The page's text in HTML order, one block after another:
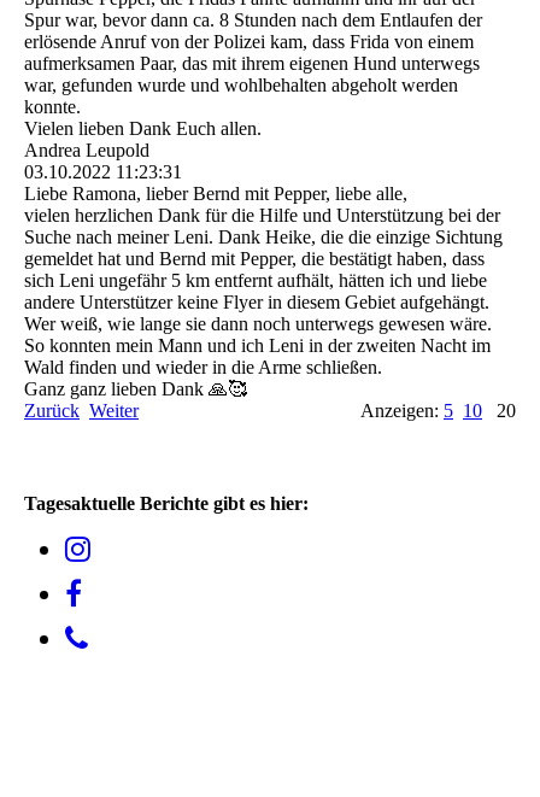
Spur war, bevor dann ca. 8 Stunden nach dem Entlaufen der
erlösende Anruf von der Polizei kam, dass Frida von einem
aufmerksamen Paar, das mit ihrem eigenen Hund unterwegs
war, gefunden wurde und wohlbehalten abgeholt werden
konnte.
Vielen lieben Dank Euch allen.
Andrea Leupold
03.10.2022 11:23:31
Liebe Ramona, lieber Bernd mit Pepper, liebe alle,
vielen herzlichen Dank für die Hilfe und Unterstützung bei der
Suche nach meiner Leni. Dank Heike, die die einzige Sichtung
gemeldet hat und Bernd mit Pepper, die bestätigt haben, dass
sich Leni ungefähr 5 km entfernt aufhält, hätten ich und liebe
andere Unterstützer keine Flyer in diesem Gebiet aufgehängt.
Wer weiß, wie lange sie dann noch unterwegs gewesen wäre.
So konnten mein Mann und ich Leni in der zweiten Nacht im
Wald finden und wieder in die Arme schließen.
Ganz ganz lieben Dank 🙏🥰
Zurück Weiter Anzeigen: 5 10 20
Tagesaktuelle Berichte gibt es hier: